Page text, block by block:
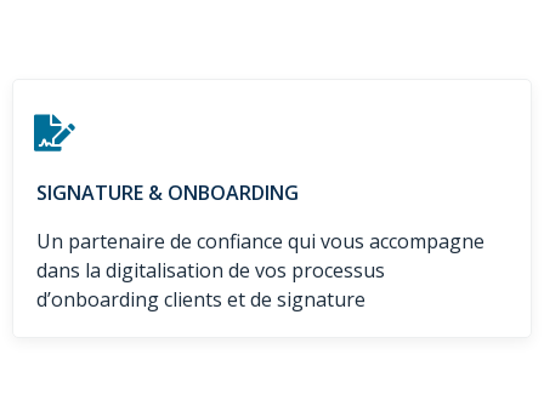
SIGNATURE & ONBOARDING
Un partenaire de confiance qui vous accompagne
dans la digitalisation de vos processus
d’onboarding clients et de signature